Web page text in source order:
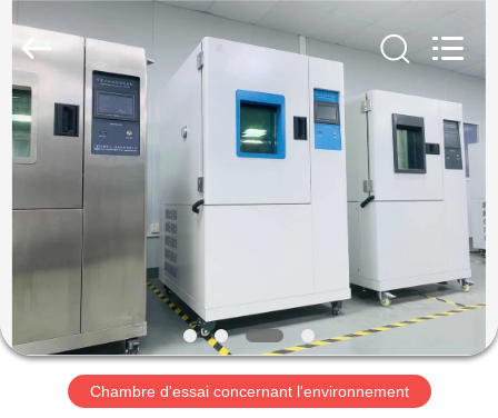
MAISON
PRODUITS
AU
SUJET
DE
NOUS
Environmental
Rights
Reserved.
Chambre d'essai concernant l'environnement